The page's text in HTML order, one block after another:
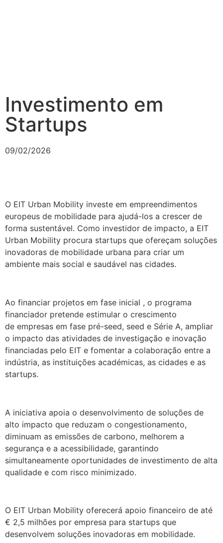
Investimento em
Startups
09/02/2026
O EIT Urban Mobility investe em empreendimentos
europeus de mobilidade para ajudá-los a crescer de
forma sustentável. Como investidor de impacto, a EIT
Urban Mobility procura startups que ofereçam soluções
inovadoras de mobilidade urbana para criar um
ambiente mais social e saudável nas cidades.
Ao financiar projetos em fase inicial , o programa
financiador pretende estimular o crescimento
de empresas em fase pré-seed, seed e Série A, ampliar
o impacto das atividades de investigação e inovação
financiadas pelo EIT e fomentar a colaboração entre a
indústria, as instituições académicas, as cidades e as
startups.
A iniciativa apoia o desenvolvimento de soluções de
alto impacto que reduzam o congestionamento,
diminuam as emissões de carbono, melhorem a
segurança e a acessibilidade, garantindo
simultaneamente oportunidades de investimento de alta
qualidade e com risco minimizado.
O EIT Urban Mobility oferecerá apoio financeiro de até
€ 2,5 milhões por empresa para startups que
desenvolvem soluções inovadoras em mobilidade.